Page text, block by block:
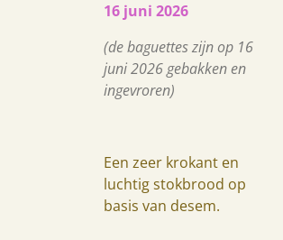
16 juni 2026
(de baguettes zijn op 16
juni 2026 gebakken en
ingevroren)
Een zeer krokant en
luchtig stokbrood op
basis van desem.